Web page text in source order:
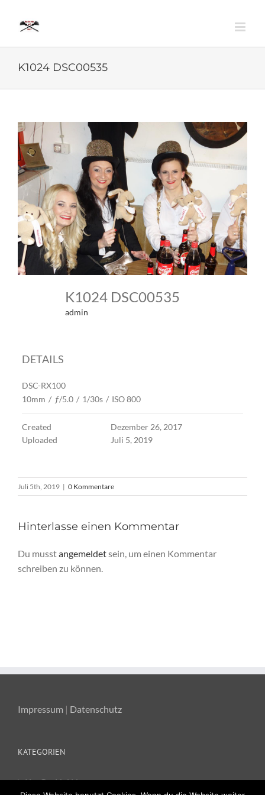
Inhalt
K1024 DSC00535
K1024 DSC00535
admin
DETAILS
DSC-RX100
10mm / ƒ/5.0 / 1/30s / ISO 800
Created
Dezember 26, 2017
Uploaded
Juli 5, 2019
Juli 5th, 2019 | 0 Kommentare
Hinterlasse einen Kommentar
Du musstangemeldetsein, um einen Kommentar
schreiben zu können.
Impressum | Datenschutz
KATEGORIEN
Ka-Ge-Hei News